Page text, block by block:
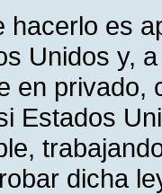
hacerlo es
Unidos y,
en
Estados
dicha